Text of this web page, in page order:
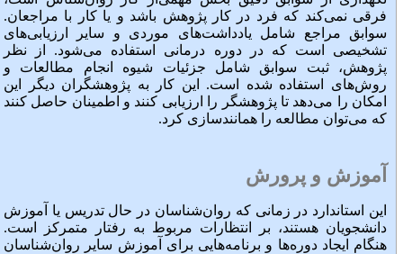
فرقی نمی‌کند که فرد در کار پژوهش باشد و یا کار با مراجعان.
سوابق مراجع شامل یادداشت‌های موردی و سایر ارزیابی‌های
تشخیصی است که در دوره درمانی استفاده می‌شود. از نظر
پژوهش، ثبت سوابق شامل جزئیات شیوه انجام مطالعات و
روش‌های استفاده شده است. این کار به پژوهشگران دیگر این
امکان را می‌دهد تا پژوهشگر را ارزیابی کنند و اطمینان حاصل کنند
که می‌توان مطالعه را همانندسازی کرد.
آموزش و پرورش
این استاندارد در زمانی که روان‌شناسان در حال تدریس یا آموزش
دانشجویان هستند، بر انتظارات مربوط به رفتار متمرکز است.
هنگام ایجاد دوره‌ها و برنامه‌هایی برای آموزش سایر روان‌شناسان